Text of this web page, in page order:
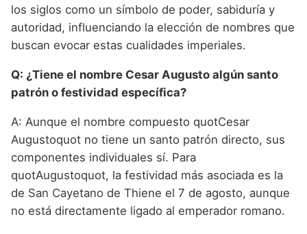
los siglos como un símbolo de poder, sabiduría y
autoridad, influenciando la elección de nombres que
buscan evocar estas cualidades imperiales.
Q: ¿Tiene el nombre Cesar Augusto algún santo
patrón o festividad específica?
A: Aunque el nombre compuesto quotCesar
Augustoquot no tiene un santo patrón directo, sus
componentes individuales sí. Para
quotAugustoquot, la festividad más asociada es la
de San Cayetano de Thiene el 7 de agosto, aunque
no está directamente ligado al emperador romano.